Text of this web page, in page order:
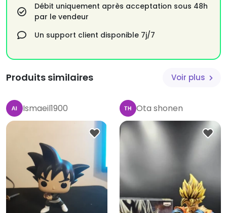
Débit uniquement après acceptation sous 48h
par le vendeur
Un support client disponible 7j/7
Produits similaires Voir plus
Ismaeil1900 Ota shonen